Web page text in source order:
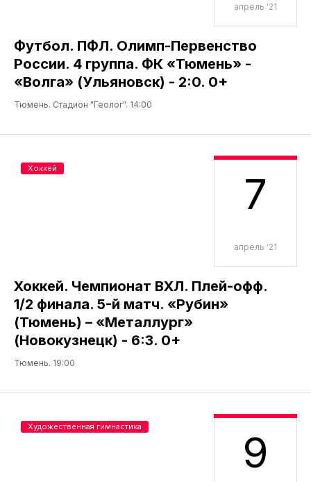
апрель '21
Футбол. ПФЛ. Олимп-Первенство
России. 4 группа. ФК «Тюмень» -
«Волга» (Ульяновск) - 2:0. 0+
Тюмень. Стадион "Геолог". 14:00
7
апрель '21
Хоккей. Чемпионат ВХЛ. Плей-офф.
1/2 финала. 5-й матч. «Рубин»
(Тюмень) – «Металлург»
(Новокузнецк) - 6:3. 0+
Тюмень. 19:00
Хоккей
9
Художественная гимнастика